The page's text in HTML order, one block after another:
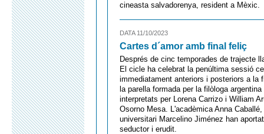
cineasta salvadorenya, resident a Mèxic.
DATA 11/10/2023
Cartes d´amor amb final feliç
Després de cinc temporades de trajecte
El cicle ha celebrat la penúltima sessió
immediatament anteriors i posteriors a la
la parella formada per la filòloga
interpretats per Lorena Carrizo i William
Osorno Mesa. L'acadèmica Anna
universitari Marcelino Jiménez han
seductor i erudit.